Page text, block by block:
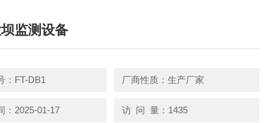
监测设备
：FT-DB1 厂商性质：生产厂家
：2025-01-17 访 问 量：1435